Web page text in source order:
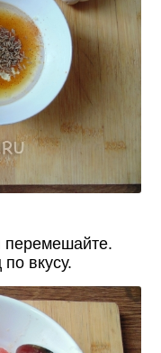
перемешайте.
вкусу.